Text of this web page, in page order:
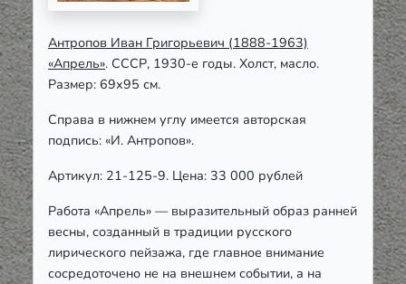
Антропов Иван Григорьевич (1888-1963)
«Апрель». СССР, 1930-е годы. Холст, масло.
Размер: 69х95 см.
Справа в нижнем углу имеется авторская
подпись: «И. Антропов».
Артикул: 21-125-9. Цена: 33 000 рублей
Работа «Апрель» — выразительный образ ранней
весны, созданный в традиции русского
лирического пейзажа, где главное внимание
сосредоточено не на внешнем событии, а на